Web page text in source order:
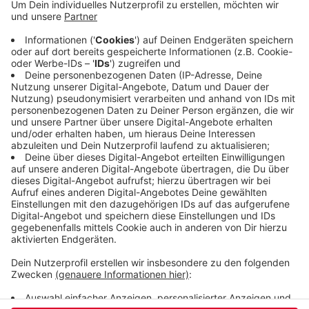
notoperiert. Der Bereich
Jägerhaus/Linde/Parkstraße war mehrere
Stunden gesperrt. Parallel brannte an der
Erbschlöer Straße ein Auto. Für den
Feuerwehreinsatz musste auch da die Straße
gesperrt werden, was am Abend in Ronsdorf für
große Einschränkungen im Verkehr gesorgt hat.
Veröffentlicht:Freitag, 05.12.2025 06:24
Anzeige
Anzeige